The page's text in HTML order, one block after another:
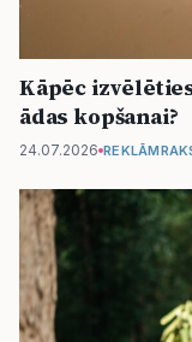
Kāpēc
ādas kopšanai?
24.07.2026